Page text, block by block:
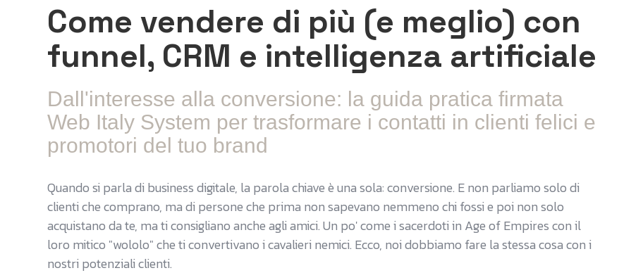
Come vendere di più (e meglio) con
funnel, CRM e intelligenza artificiale
Dall'interesse alla conversione: la guida pratica firmata
Web Italy System per trasformare i contatti in clienti felici e
promotori del tuo brand
Quando si parla di business digitale, la parola chiave è una sola: conversione. E non parliamo solo di
clienti che comprano, ma di persone che prima non sapevano nemmeno chi fossi e poi non solo
acquistano da te, ma ti consigliano anche agli amici. Un po' come i sacerdoti in Age of Empires con il
loro mitico "wololo" che ti convertivano i cavalieri nemici. Ecco, noi dobbiamo fare la stessa cosa con i
nostri potenziali clienti.